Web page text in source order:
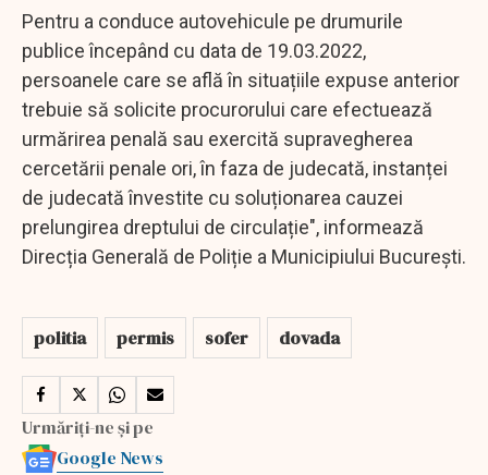
Pentru a conduce autovehicule pe drumurile
publice începând cu data de 19.03.2022,
persoanele care se află în situațiile expuse anterior
trebuie să solicite procurorului care efectuează
urmărirea penală sau exercită supravegherea
cercetării penale ori, în faza de judecată, instanței
de judecată învestite cu soluționarea cauzei
prelungirea dreptului de circulație", informează
Direcția Generală de Poliție a Municipiului București.
politia permis sofer dovada
Urmăriți-ne și pe
Google News